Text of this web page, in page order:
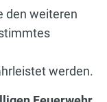
den weiteren
werden.